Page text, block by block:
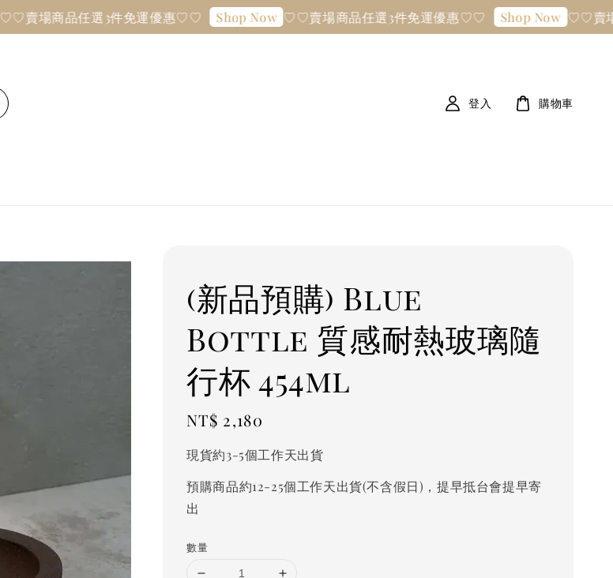
場商品任選3件免運優惠♡♡ Shop Now ♡♡賣場商品任選3件免運優惠♡♡ Shop Now ♡♡賣場
登入 購物車
(新品預購) Blue
Bottle 質感耐熱玻璃隨
行杯 454ml
Regular
NT$ 2,180
現貨約3-5個工作天出貨
預購商品約12-25個工作天出貨(不含假日)，提早抵台會提早寄
出
數量